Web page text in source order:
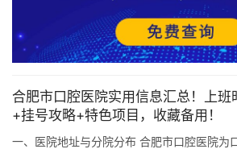
合肥市口腔医院实用信息汇总！上
+挂号攻略+特色项目，收藏备用！
一、医院地址与分院分布 合肥市口腔医院为